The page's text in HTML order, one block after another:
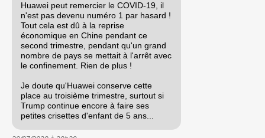
Huawei peut remercier le COVID-19, il
n'est pas devenu numéro 1 par hasard !
Tout cela est dû à la reprise
économique en Chine pendant ce
second trimestre, pendant qu'un grand
nombre de pays se mettait à l'arrêt avec
le confinement. Rien de plus !
Je doute qu'Huawei conserve cette
place au troisième trimestre, surtout si
Trump continue encore à faire ses
petites crisettes d'enfant de 5 ans...